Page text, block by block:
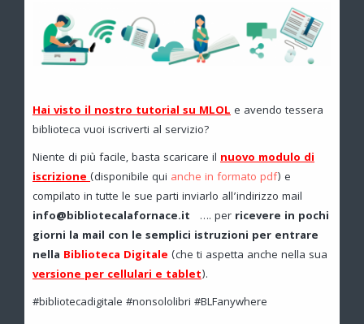
Hai visto il nostro tutorial su MLOL e avendo tessera
biblioteca vuoi iscriverti al servizio?
Niente di più facile, basta scaricare il nuovo modulo di
iscrizione(disponibile qui anche in formato pdf) e
compilato in tutte le sue parti inviarlo all’indirizzo mail
info@bibliotecalafornace.it …. per ricevere in pochi
giorni la mail con le semplici istruzioni per entrare
nella Biblioteca Digitale (che ti aspetta anche nella sua
versione per cellulari e tablet).
#bibliotecadigitale #nonsololibri #BLFanywhere